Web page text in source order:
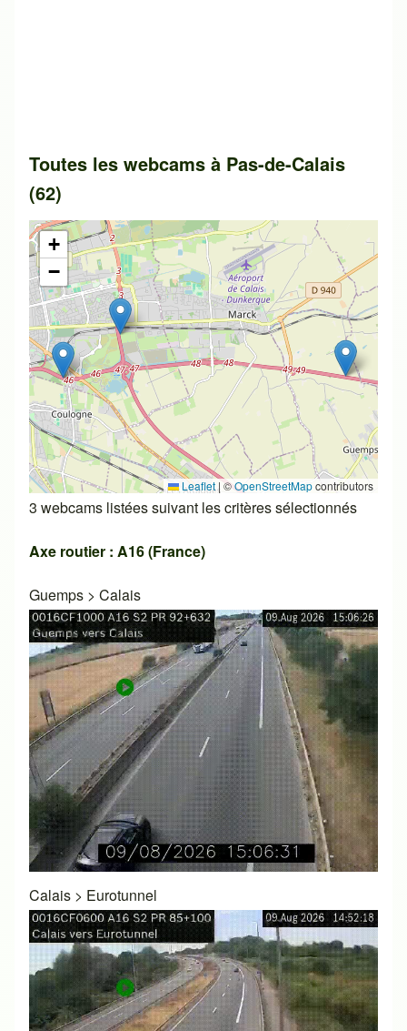
Toutes les webcams à Pas-de-Calais
(62)
+
−
Leaflet|©OpenStreetMapcontributors
3 webcams listées suivant les critères sélectionnés
Axe routier : A16 (France)
Guemps > Calais
Calais > Eurotunnel